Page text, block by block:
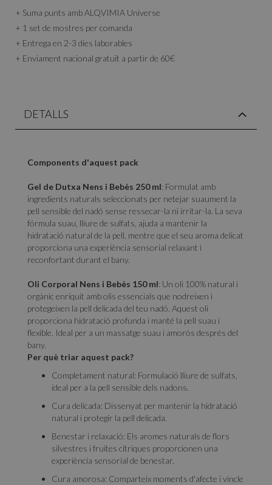
+ Suma punts amb ALQVIMIA Universe
+ 1 set de mostres per comanda
+ Entrega en 2-3 dies laborables
+ Enviament nacional gratuït a partir de 60€
DETALLS
Components d'aquest pack
Gel de Dutxa Nens i Bebès 250 ml: Formulat amb
ingredients naturals seleccionats per netejar suaument la
pell sensible del nadó sense ressecar-la ni irritar-la. La seva
fórmula suau, lliure de sulfats, ajuda a mantenir la
hidratació natural de la pell, mentre que el seu aroma delicat
proporciona una experiència sensorial relaxant i
reconfortant durant el bany.
Oli Corporal Nens i Bebès 150 ml: Un oli 100% natural i
orgànic enriquit amb olis essencials que nodreixen i
protegeixen la pell delicada del teu nadó. Aquest oli
proporciona hidratació profunda i manté la pell suau i
flexible. Ideal per a un massatge suau i amorós després del
bany.
Per què triar aquest pack?
Completament natural: Formulació lliure de sulfats,
ideal per a la pell sensible dels nadons.
Cura delicada: Dissenyat per mantenir la hidratació
natural i protegir la pell delicada.
Benestar i relaxació: Els aromes naturals de flors
silvestres i fruites cítriques proporcionen una
experiència sensorial de benestar.
Cura amorosa: Comparteix moments d'afecte i vincle